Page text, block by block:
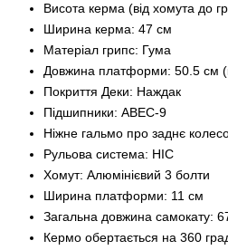
Висота керма (від хомута до
Ширина керма: 47 см
Матеріал грипс: Гума
Довжина платформи: 50.5 см
Покриття Деки: Наждак
Підшипники: ABEC-9
Ніжне гальмо про заднє
Рульова система: HIC
Хомут: Алюмінієвий 3 болти
Ширина платформи: 11 см
Загальна довжина самокату:
Кермо обертається на 360